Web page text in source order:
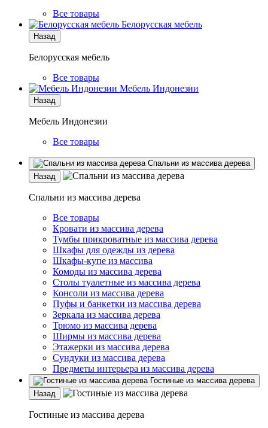
Все товары
Белорусская мебель
Назад
Белорусская мебель
Все товары
Мебель Индонезии
Назад
Мебель Индонезии
Все товары
Спальни из массива дерева
Назад
Спальни из массива дерева
Все товары
Кровати из массива дерева
Тумбы прикроватные из массива дерева
Шкафы для одежды из дерева
Шкафы-купе из массива
Комоды из массива дерева
Столы туалетные из массива дерева
Консоли из массива дерева
Пуфы и банкетки из массива дерева
Зеркала из массива дерева
Трюмо из массива дерева
Ширмы из массива дерева
Этажерки из массива дерева
Сундуки из массива дерева
Предметы интерьера из массива дерева
Гостиные из массива дерева
Назад
Гостиные из массива дерева